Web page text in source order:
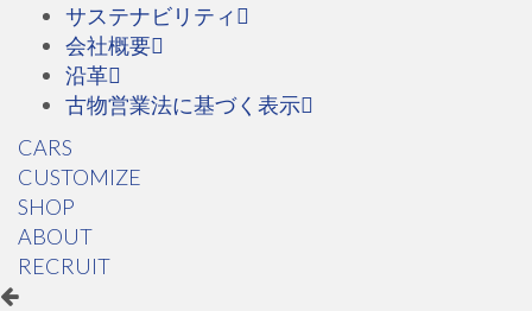
サステナビリティ
会社概要
沿革
古物営業法に基づく表示
CARS
CUSTOMIZE
SHOP
ABOUT
RECRUIT